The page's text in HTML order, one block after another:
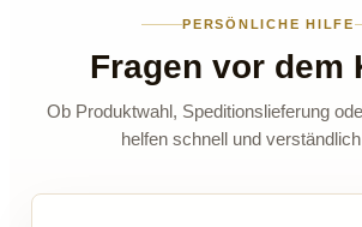
PERSÖNLICHE HILFE
Fragen vor dem
Ob Produktwahl, Speditionslieferung
helfen schnell und